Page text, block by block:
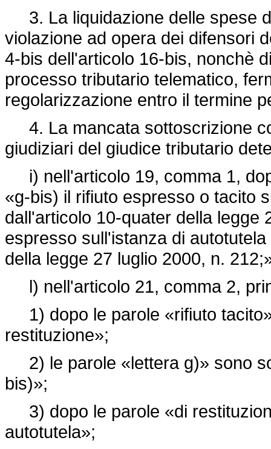
3. La liquidazione delle spese
violazione ad opera dei difensori
4-bis dell'articolo 16-bis, nonchè
processo tributario telematico,
regolarizzazione entro il termine
4. La mancata sottoscrizione
giudiziari del giudice tributario
i) nell'articolo 19, comma 1,
«g-bis) il rifiuto espresso o tacito
dall'articolo 10-quater della legge
espresso sull'istanza di
della legge 27 luglio 2000, n.
l) nell'articolo 21, comma 2,
1) dopo le parole «rifiuto
restituzione»;
2) le parole «lettera g)» sono
bis)»;
3) dopo le parole «di
autotutela»;